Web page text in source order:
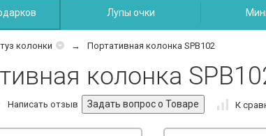
Лупы очки
колонки Портативная колонка SPB102
колонка
Написать отзыв К